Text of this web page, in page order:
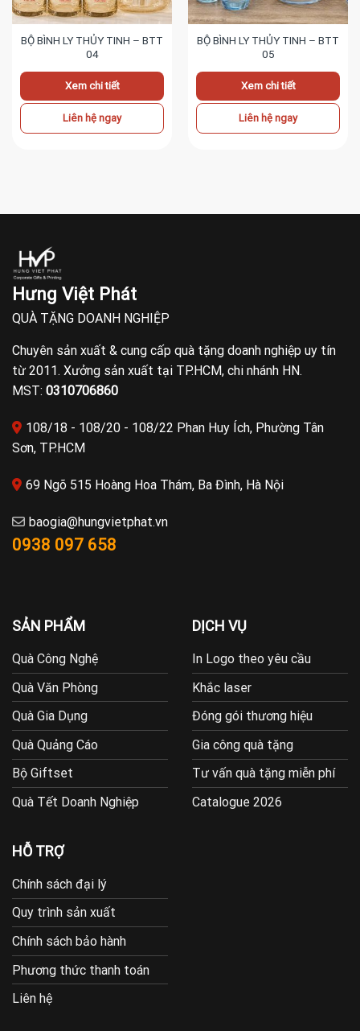
BỘ BÌNH LY THỦY TINH – BTT
04
Xem chi tiết
Liên hệ ngay
BỘ BÌNH LY THỦY TINH – BTT
05
Xem chi tiết
Liên hệ ngay
Hưng Việt Phát
QUÀ TẶNG DOANH NGHIỆP
Chuyên sản xuất & cung cấp quà tặng doanh nghiệp uy tín
từ 2011. Xưởng sản xuất tại TP.HCM, chi nhánh HN.
MST: 0310706860
108/18 - 108/20 - 108/22 Phan Huy Ích, Phường Tân
Sơn, TP.HCM
69 Ngõ 515 Hoàng Hoa Thám, Ba Đình, Hà Nội
baogia@hungvietphat.vn
0938 097 658
SẢN PHẨM
Quà Công Nghệ
Quà Văn Phòng
Quà Gia Dụng
Quà Quảng Cáo
Bộ Giftset
Quà Tết Doanh Nghiệp
DỊCH VỤ
In Logo theo yêu cầu
Khắc laser
Đóng gói thương hiệu
Gia công quà tặng
Tư vấn quà tặng miễn phí
Catalogue 2026
HỖ TRỢ
Chính sách đại lý
Quy trình sản xuất
Chính sách bảo hành
Phương thức thanh toán
Liên hệ